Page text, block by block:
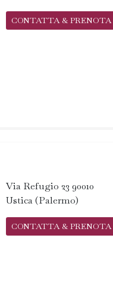
CONTATTA & PRENOTA
Via Refugio 23 90010
Ustica (Palermo)
CONTATTA & PRENOTA